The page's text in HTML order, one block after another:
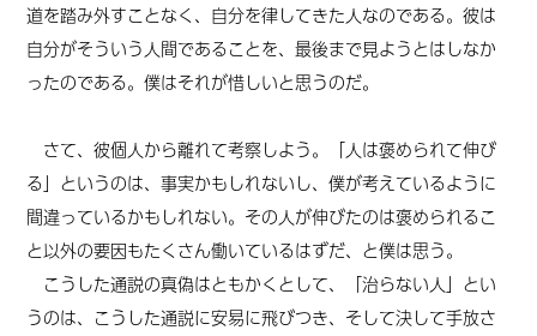
道を踏み外すことなく、自分を律してきた人なのである。彼は
自分がそういう人間であることを、最後まで見ようとはしなか
ったのである。僕はそれが惜しいと思うのだ。
さて、彼個人から離れて考察しよう。「人は褒められて伸び
る」というのは、事実かもしれないし、僕が考えているように
間違っているかもしれない。その人が伸びたのは褒められるこ
と以外の要因もたくさん働いているはずだ、と僕は思う。
こうした通説の真偽はともかくとして、「治らない人」とい
うのは、こうした通説に安易に飛びつき、そして決して手放さ